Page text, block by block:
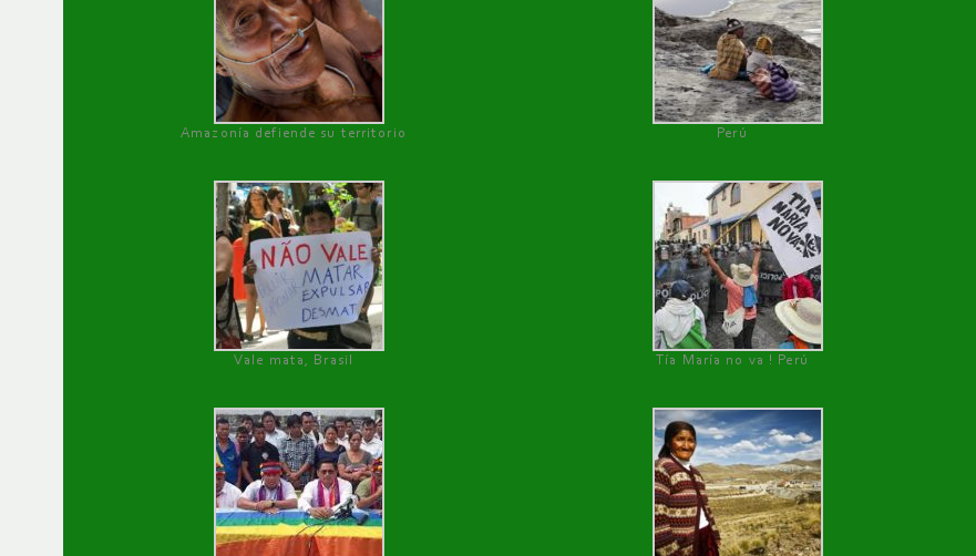
Amazonía defiende su territorio Perú
Vale mata, Brasil Tía María no va ! Perú